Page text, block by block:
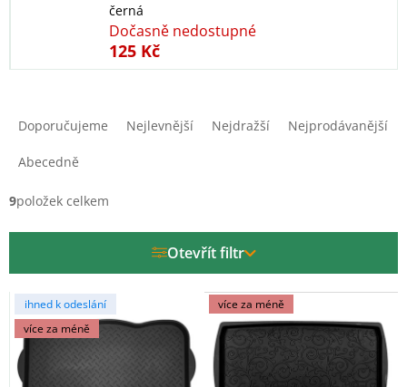
černá
Dočasně nedostupné
125 Kč
í
d
u
k
ů
Doporučujeme Nejlevnější Nejdražší Nejprodávanější
Abecedně
9položek celkem
Otevřít filtr
V
ý
p
ihned k odeslání
více za méně
více za méně